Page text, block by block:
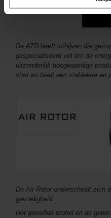
De ATD heeft schijven die
gespecialiseerd vet om de
uitzonderlijk hoogwaardige
start en biedt een stabielere en
De Air Rotor onderscheidt zich
gevoeligheid.
Het gewelfde profiel en de